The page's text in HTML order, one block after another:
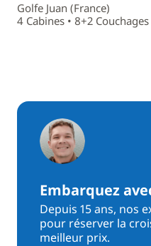
Golfe Juan (France)
4 Cabines • 8+2
Embarquez
Depuis 15 ans, nos
pour réserver la
meilleur prix.